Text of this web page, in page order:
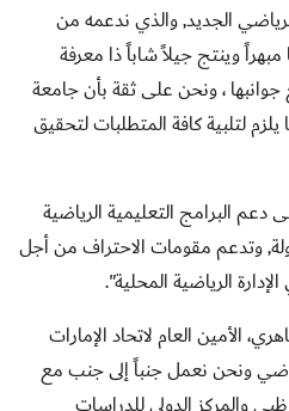
الجديد, والذي ندعمه من
وينتج جيلاً شاباً ذا معرفة
جوانبها ، ونحن على ثقة بأن جامعة
لتلبية كافة المتطلبات لتحقيق
البرامج التعليمية الرياضية
وتدعم مقومات الاحتراف من أجل
الرياضية المحلية".
الأمين العام لاتحاد الإمارات
ونحن نعمل جنباً إلى جنب مع